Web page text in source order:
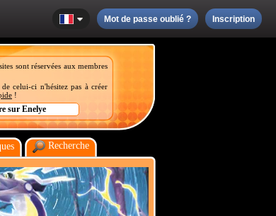
Mot de passe oublié ? Inscription
sont réservées aux membres
celui-ci n'hésitez pas à créer
!
Recherche